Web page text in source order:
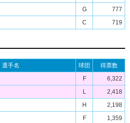
G
777
C 719
選手名 球団
得票数
F
6,322
L
2,418
H
2,198
F
1,359